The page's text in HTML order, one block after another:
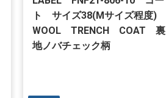
ト サイズ38(Mサイズ程度)
WOOL TRENCH COAT 裏
地ノバチェック柄